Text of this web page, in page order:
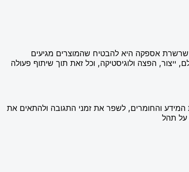
שרשרת אספקה היא להבטיח שהמוצרים מגיעים
ייצור, הפצה ולוגיסטיקה, וכל זאת תוך שיתוף פעולה
המידע והחומרים, לשפר את זמני התגובה ולהתאים את
על תהל